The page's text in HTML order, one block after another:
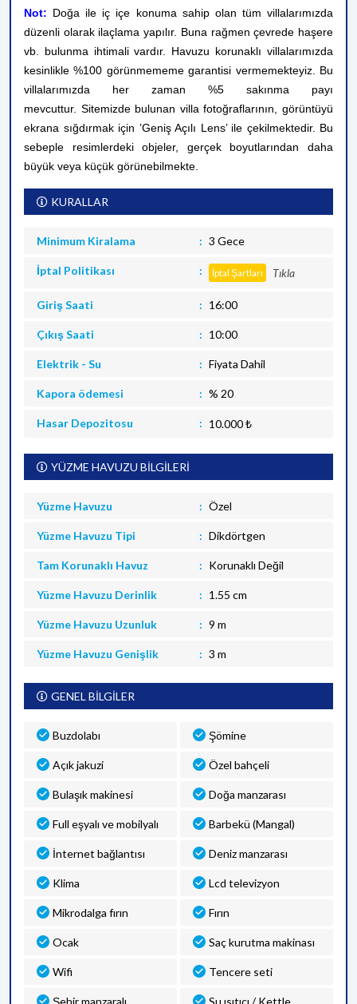
Not: Doğa ile iç içe konuma sahip olan tüm villalarımızda
düzenli olarak ilaçlama yapılır. Buna rağmen çevrede haşere
vb. bulunma ihtimali vardır. Havuzu korunaklı villalarımızda
kesinlikle %100 görünmememe garantisi vermemekteyiz. Bu
villalarımızda her zaman %5 sakınma payı
mevcuttur. Sitemizde bulunan villa fotoğraflarının, görüntüyü
ekrana sığdırmak için ’Geniş Açılı Lens’ ile çekilmektedir. Bu
sebeple resimlerdeki objeler, gerçek boyutlarından daha
büyük veya küçük görünebilmekte.
KURALLAR
Minimum Kiralama 3 Gece
İptal Politikası İptal Şartları Tıkla
Giriş Saati 16:00
Çıkış Saati 10:00
Elektrik - Su Fiyata Dahil
Kapora ödemesi % 20
Hasar Depozitosu 10.000 ₺
YÜZME HAVUZU BİLGİLERİ
Yüzme Havuzu Özel
Yüzme Havuzu Tipi Dikdörtgen
Tam Korunaklı Havuz Korunaklı Değil
Yüzme Havuzu Derinlik 1.55 cm
Yüzme Havuzu Uzunluk 9 m
Yüzme Havuzu Genişlik 3 m
GENEL BİLGİLER
Buzdolabı Şömine
Açık jakuzi Özel bahçeli
Bulaşık makinesi Doğa manzarası
Full eşyalı ve mobilyalı Barbekü (Mangal)
İnternet bağlantısı Deniz manzarası
Klima Lcd televizyon
Mikrodalga fırın Fırın
Ocak Saç kurutma makinası
Wifi Tencere seti
Şehir manzaralı Su ısıtıcı / Kettle